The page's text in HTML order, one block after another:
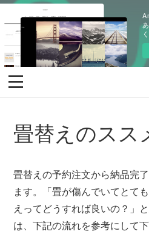
畳替えのスス
畳替えの予約注文から納品完
ます。「畳が傷んでいてとて
えってどうすれば良いの？」
は、下記の流れを参考にして下